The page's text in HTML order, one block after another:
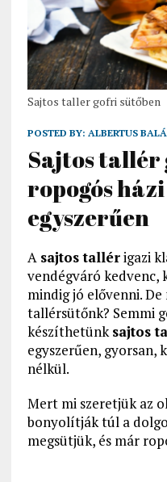
Sajtos taller gofri sütőben
POSTED BY: ALBERTUS
Sajtos tallér
ropogós
egyszerűen
A sajtos tallérigazi
vendégváró kedvenc,
mindig jó elővenni.
tallérsütőnk? Semmi
készíthetünksajtos
egyszerűen, gyorsan,
nélkül.
Mert mi szeretjük az
bonyolítják túl a
megsütjük, és már